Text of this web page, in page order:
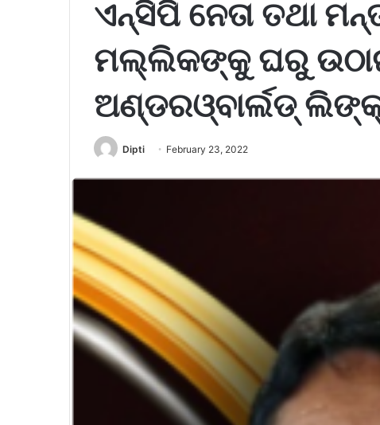
ଏନ୍‌ସିପି ନେତା ତଥା
ମଲ୍ଲିକଙ୍କୁ ଘରୁ ଉଠାଇ
ଅଣ୍ଡରଓ୍ବାର୍ଲଡ୍‌
Dipti February 23, 2022